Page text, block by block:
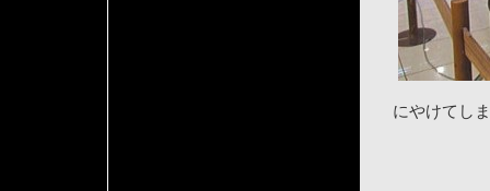
にやけてし